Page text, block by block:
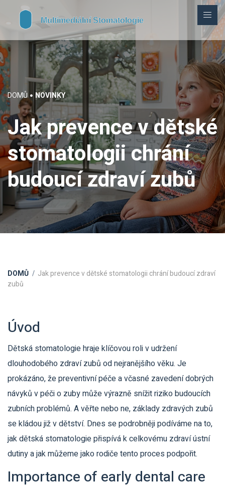
DOMŮ NOVINKY
Jak prevence v dětské
stomatologii chrání
budoucí zdraví zubů
DOMŮ
Jak prevence v dětské stomatologii chrání budoucí zdraví
zubů
Úvod
Dětská stomatologie hraje klíčovou roli v udržení
dlouhodobého zdraví zubů od nejranějšího věku. Je
prokázáno, že preventivní péče a včasné zavedení dobrých
návyků v péči o zuby může výrazně snížit riziko budoucích
zubních problémů. A věřte nebo ne, základy zdravých zubů
se kládou již v dětství. Dnes se podrobněji podíváme na to,
jak dětská stomatologie přispívá k celkovému zdraví ústní
dutiny a jak můžeme jako rodiče tento proces podpořit.
Importance of early dental care